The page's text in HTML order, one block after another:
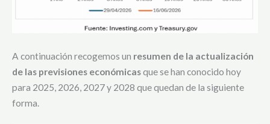
A continuación recogemos un resumen de la actualización
de las previsiones económicasque se han conocido hoy
para 2025, 2026, 2027 y 2028 que quedan de la siguiente
forma.